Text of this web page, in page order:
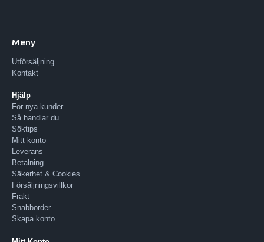
Meny
Utförsäljning
Kontakt
Hjälp
För nya kunder
Så handlar du
Söktips
Mitt konto
Leverans
Betalning
Säkerhet & Cookies
Försäljningsvillkor
Frakt
Snabborder
Skapa konto